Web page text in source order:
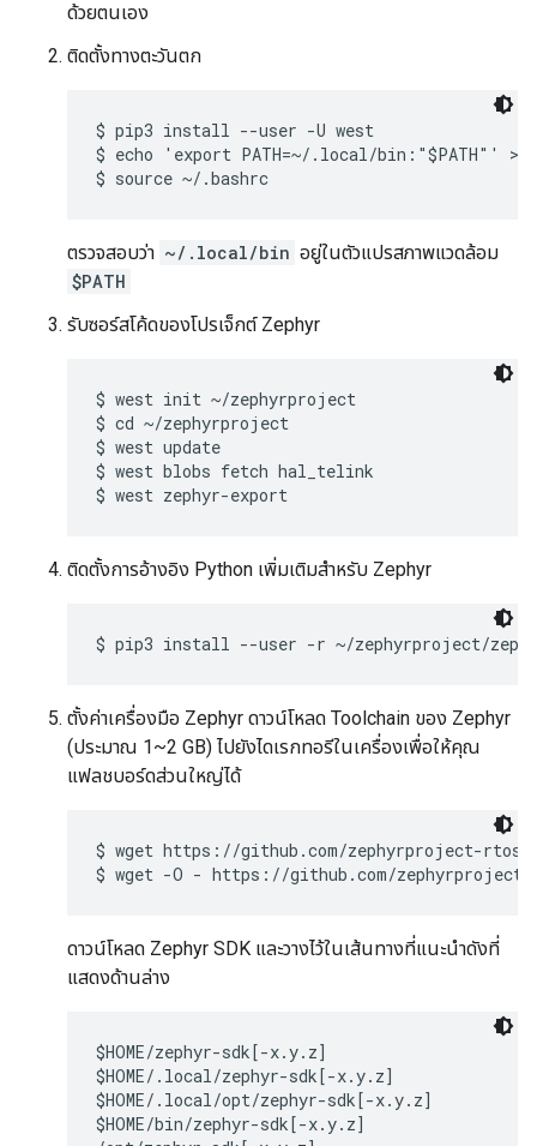
ด้วยตนเอง
ติดตั้งทางตะวันตก
$ pip3 install --user -U west
$ echo 'export PATH=~/.local/bin:"$PATH"' >>
ตรวจสอบว่า ~/.local/bin อยู่ในตัวแปรสภาพแวดล้อม
$PATH
รับซอร์สโค้ดของโปรเจ็กต์ Zephyr
$ west init ~/zephyrproject
$ cd ~/zephyrproject
$ west update
$ west blobs fetch hal_telink
ติดตั้งการอ้างอิง Python เพิ่มเติมสำหรับ Zephyr
ตั้งค่าเครื่องมือ Zephyr ดาวน์โหลด Toolchain ของ Zephyr
(ประมาณ 1~2 GB) ไปยังไดเรกทอรีในเครื่องเพื่อให้คุณ
แฟลชบอร์ดส่วนใหญ่ได้
$ wget https://github.com/zephyrproject-rtos/
ดาวน์โหลด Zephyr SDK และวางไว้ในเส้นทางที่แนะนำดังที่
แสดงด้านล่าง
$HOME/zephyr-sdk[-x.y.z]
$HOME/.local/zephyr-sdk[-x.y.z]
$HOME/.local/opt/zephyr-sdk[-x.y.z]
$HOME/bin/zephyr-sdk[-x.y.z]